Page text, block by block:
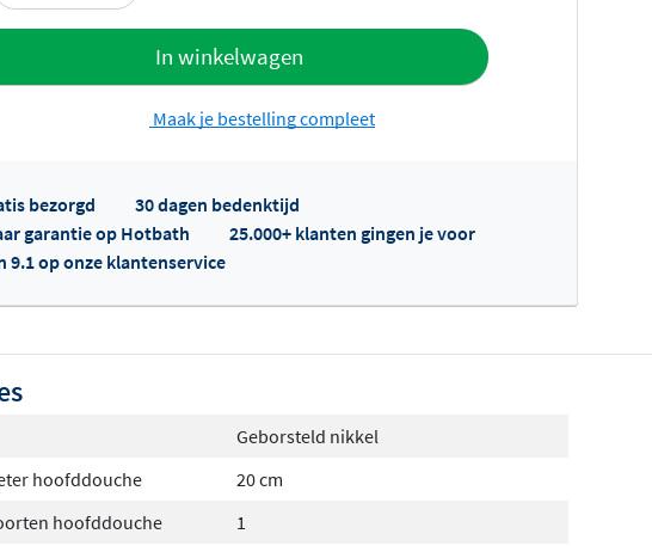
In winkelwagen
aan offerte
Maak je bestelling compleet
bezorgd
30 dagen bedenktijd
garantie op Hotbath
25.000+ klanten gingen je voor
9.1 op onze klantenservice
Geborsteld nikkel
hoofddouche
20 cm
hoofddouche
1